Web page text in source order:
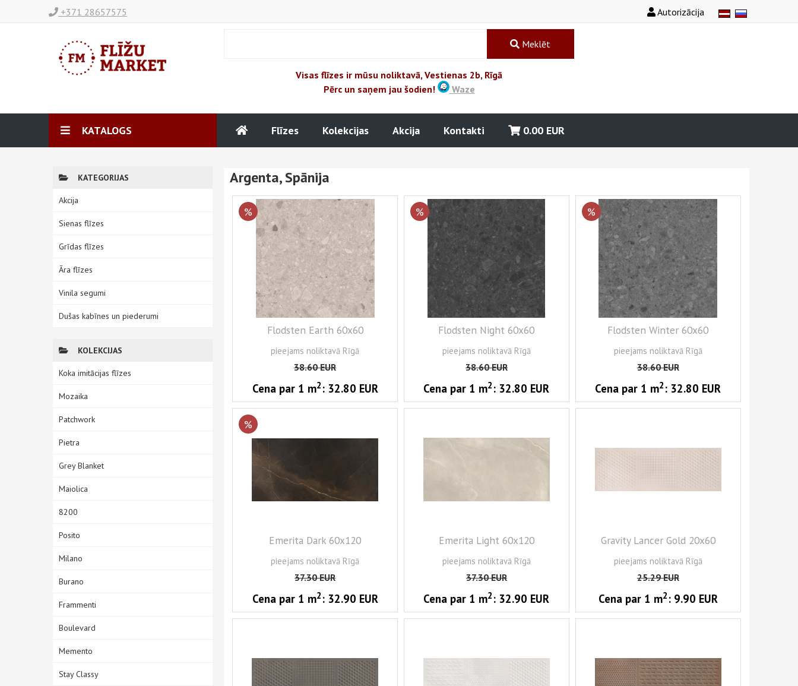
Autorizācija
+371 28657575
Meklēt
Visas flīzes ir mūsu noliktavā, Vestienas 2b, Rīgā
Pērc un saņem jau šodien!
Waze
KATALOGS Flīzes Kolekcijas Akcija Kontakti 0.00EUR
KATEGORIJAS
Akcija
Sienas flīzes
Grīdas flīzes
Āra flīzes
Vinila segumi
Dušas kabīnes un piederumi
KOLEKCIJAS
Koka imitācijas flīzes
Mozaika
Patchwork
Pietra
Grey Blanket
Maiolica
8200
Posito
Milano
Burano
Frammenti
Boulevard
Memento
Stay Classy
Argenta, Spānija
Flodsten Earth 60x60
pieejams noliktavā Rīgā
38.60EUR
Cena par 1 m2 : 32.80 EUR
%
Flodsten Night 60x60
pieejams noliktavā Rīgā
38.60EUR
Cena par 1 m2 : 32.80 EUR
%
Flodsten Winter 60x60
pieejams noliktavā Rīgā
38.60EUR
Cena par 1 m2 : 32.80 EUR
%
Emerita Dark 60x120
pieejams noliktavā Rīgā
37.30EUR
Cena par 1 m2 : 32.90 EUR
%
Emerita Light 60x120
pieejams noliktavā Rīgā
37.30EUR
Cena par 1 m2 : 32.90 EUR
Gravity Lancer Gold 20x60
pieejams noliktavā Rīgā
25.29EUR
Cena par 1 m2 : 9.90 EUR